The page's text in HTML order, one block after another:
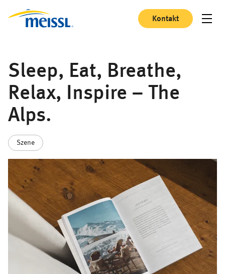
Kontakt
Sleep, Eat, Breathe,
Relax, Inspire – The
Alps.
Szene